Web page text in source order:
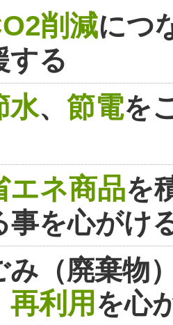
削減につ
する
水、 節電を
エネ商品を
事を心がけ
み（廃棄物
再利用を心